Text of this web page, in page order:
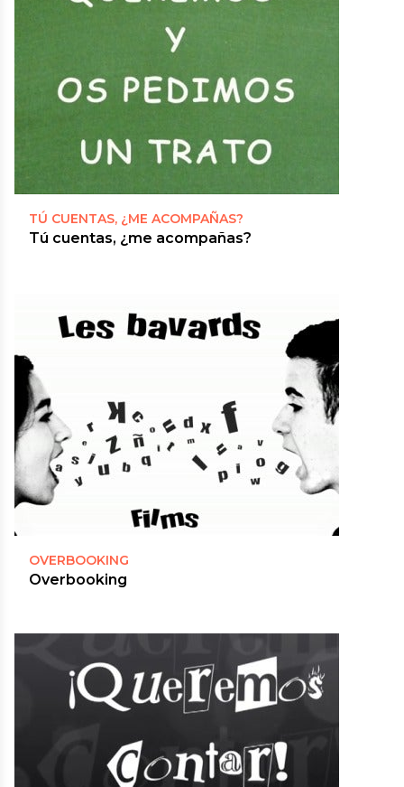
TÚ CUENTAS, ¿ME ACOMPAÑAS?
Tú cuentas, ¿me acompañas?
OVERBOOKING
Overbooking